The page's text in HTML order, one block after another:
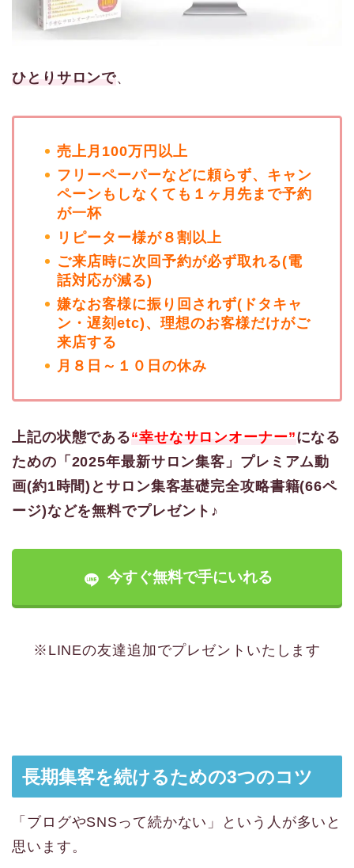
ひとりサロンで、
売上月100万円以上
フリーペーパーなどに頼らず、キャン
ペーンもしなくても１ヶ月先まで予約
が一杯
リピーター様が８割以上
ご来店時に次回予約が必ず取れる(電
話対応が減る)
嫌なお客様に振り回されず(ドタキャ
ン・遅刻etc)、理想のお客様だけがご
来店する
月８日～１０日の休み
上記の状態である“幸せなサロンオーナー”になる
ための「2025年最新サロン集客」プレミアム動
画(約1時間)とサロン集客基礎完全攻略書籍(66ペ
ージ)などを無料でプレゼント♪
今すぐ無料で手にいれる
※LINEの友達追加でプレゼントいたします
長期集客を続けるための3つのコツ
「ブログやSNSって続かない」という人が多いと
思います。